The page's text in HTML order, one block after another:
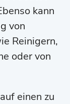
kann
von
Reinigern,
oder von
einen zu